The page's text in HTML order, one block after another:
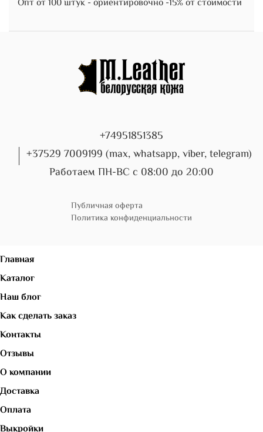
Опт от 100 штук - ориентировочно -15% от стоимости
+74951851385
+37529 7009199 (max, whatsapp, viber, telegram)
Работаем ПН-ВС с 08:00 до 20:00
Публичная оферта
Политика конфиденциальности
Главная
Каталог
Наш блог
Как сделать заказ
Контакты
Отзывы
О компании
Доставка
Оплата